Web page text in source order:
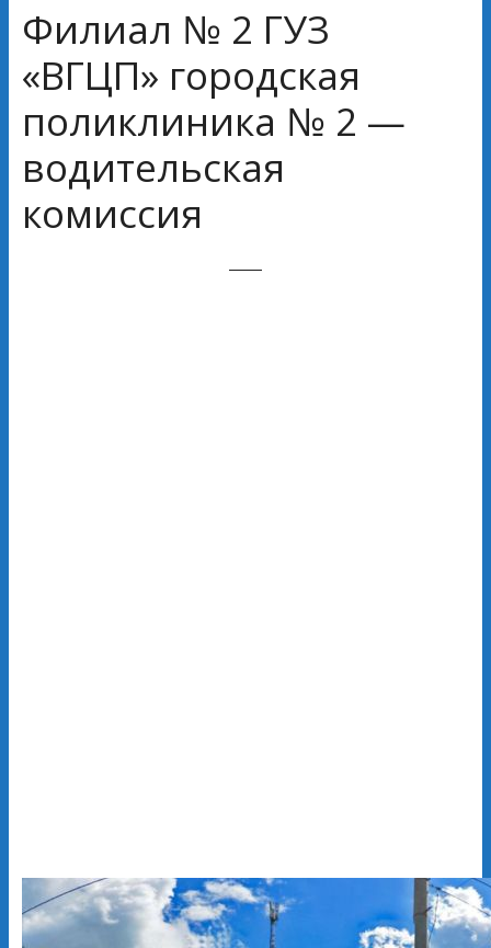
Филиал № 2 ГУЗ
«ВГЦП» городская
поликлиника № 2 —
водительская
комиссия